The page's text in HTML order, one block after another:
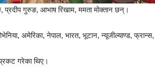
गुरुङ, आभाष रिखाम, ममता मोक्तान छन्।
अमेरिका, नेपाल, भारत, भूटान, न्यूजील्याण्ड, फ्रान्स,
प्रकट गरेका थिए।